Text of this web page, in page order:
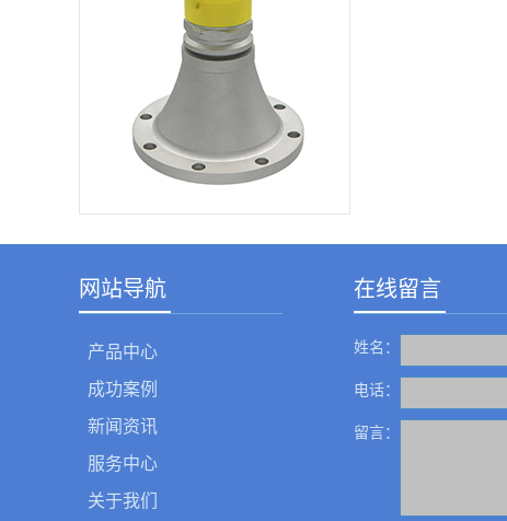
现毛病，关机查看正
常，停一段时刻再开
机又正常，过一瞬间
又呈现毛病。这种景
象是因为单个IC或元
器材功能差，高温特
性参数达不到目标请
求所造成的。为了找
出毛病因素金属加工
网，可选用升降温
法。所谓降温，即是
网站导航
产品中心
成功案例
新闻资讯
服务中心
关于我们
在线留言
姓名：
电话：
留言：